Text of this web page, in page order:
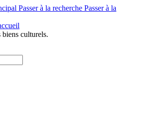
Passer à la recherche Passer à la
biens culturels.